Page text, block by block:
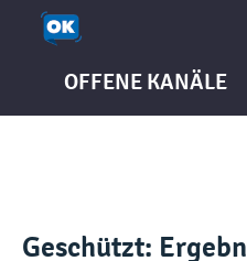
OFFENE KANÄLE
Geschützt: